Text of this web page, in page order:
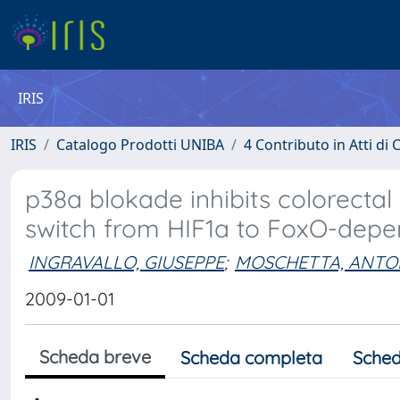
IRIS
IRIS Catalogo Prodotti UNIBA 4 Contributo in Atti di
p38a blokade inhibits
switch from HIF1a to FoxO-
INGRAVALLO, GIUSEPPE; MOSCHETTA,
2009-01-01
Scheda breve Scheda completa